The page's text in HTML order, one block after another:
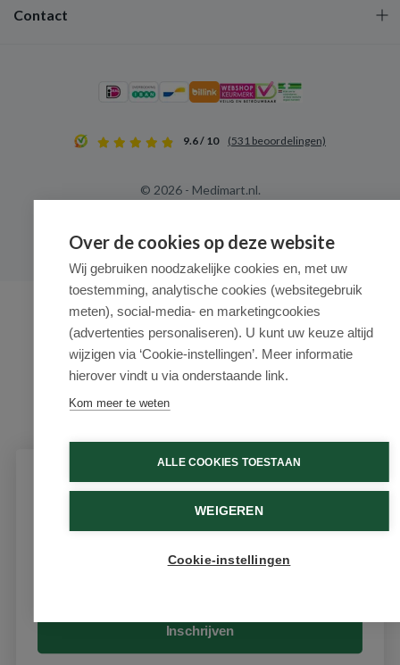
Contact
9.6 / 10 (531 beoordelingen)
© 2026 - Medimart.nl.
Over de cookies op deze website
Wij gebruiken noodzakelijke cookies en, met uw
toestemming, analytische cookies (websitegebruik
meten), social-media- en marketingcookies
(advertenties personaliseren). U kunt uw keuze altijd
wijzigen via ‘Cookie-instellingen’. Meer informatie
hierover vindt u via onderstaande link.
Kom meer te weten
ALLE COOKIES TOESTAAN
WEIGEREN
Cookie-instellingen
Schrijf je in voor onze nieuwsbrief
Ontvang als eerste de beste aanbiedingen en persoonlijk
advies
Inschrijven